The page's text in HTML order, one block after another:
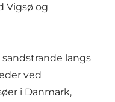
Vigsø og
sandstrande langs
ved
i Danmark,